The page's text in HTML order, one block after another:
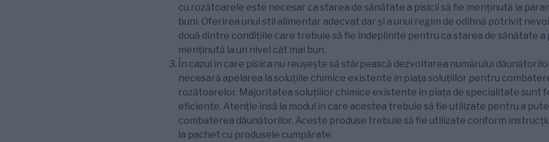
cu rozătoarele este necesar ca starea de sănătate a pisicii să fie menținută la
buni. Oferirea unui stil alimentar adecvat dar și a unui regim de odihnă potrivit
două dintre condițiile care trebuie să fie îndeplinite pentru ca starea de sănătate a
menținută la un nivel cât mai bun.
În cazul în care pisica nu reușește să stârpească dezvoltarea numărului
necesară apelarea la soluțiile chimice existente în piața soluțiilor pentru
rozătoarelor. Majoritatea soluțiilor chimice existente în piața de specialitate sunt
eficiente. Atenție însă la modul în care acestea trebuie să fie utilizate pentru a
combaterea dăunătorilor. Aceste produse trebuie să fie utilizate conform
la pachet cu produsele cumpărate.